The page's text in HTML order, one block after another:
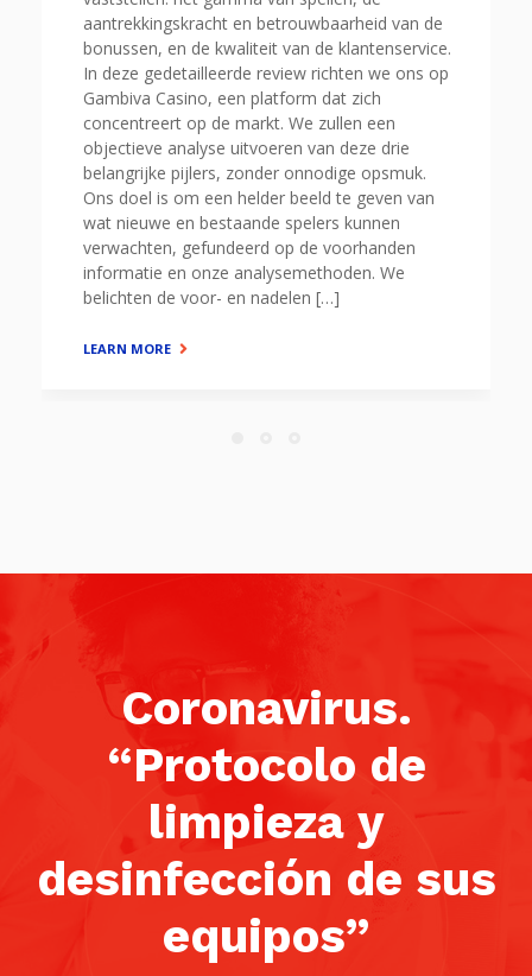
aantrekkingskracht en betrouwbaarheid van de
bonussen, en de kwaliteit van de klantenservice.
In deze gedetailleerde review richten we ons op
Gambiva Casino, een platform dat zich
concentreert op de markt. We zullen een
objectieve analyse uitvoeren van deze drie
belangrijke pijlers, zonder onnodige opsmuk.
Ons doel is om een helder beeld te geven van
wat nieuwe en bestaande spelers kunnen
verwachten, gefundeerd op de voorhanden
informatie en onze analysemethoden. We
belichten de voor- en nadelen […]
LEARN MORE
Coronavirus.
“Protocolo de
limpieza y
desinfección de sus
equipos”